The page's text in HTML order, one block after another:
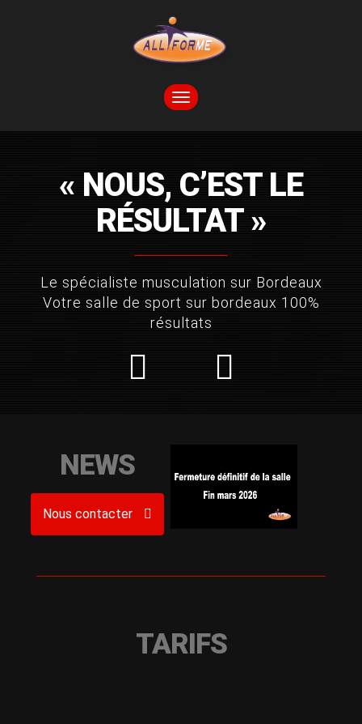
TOGGLE
NAVIGATION
« NOUS, C’EST LE
RÉSULTAT »
Le spécialiste musculation sur Bordeaux
Votre salle de sport sur bordeaux 100%
résultats
NEWS
Nous contacter
TARIFS